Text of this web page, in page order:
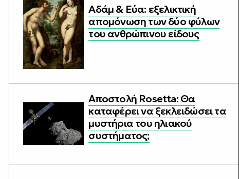
Αδάμ & Εύα: εξελικτική
απομόνωση των δύο φύλων
του ανθρώπινου είδους
Αποστολή Rosetta: Θα
καταφέρει να ξεκλειδώσει τα
μυστήρια του ηλιακού
συστήματος;